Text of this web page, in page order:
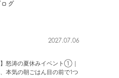
グ
2027.07.06
】怒涛の夏休みイベント①｜
本気の朝ごはん目の前で1つ